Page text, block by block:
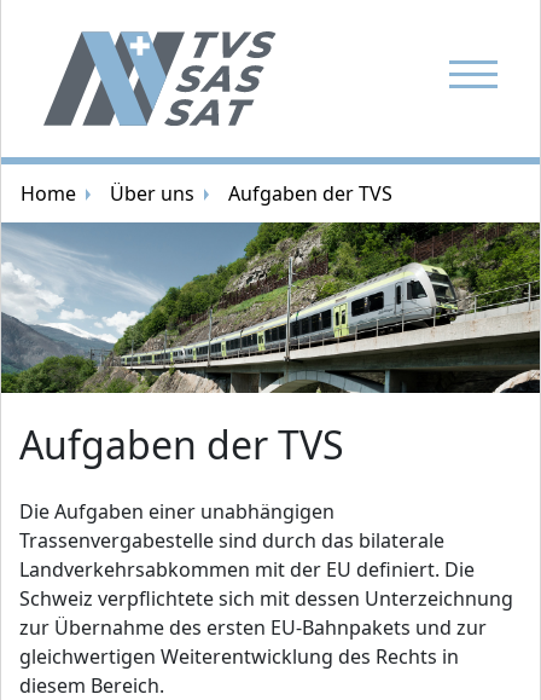
Brotkrümelnavigation
Home Über uns Aufgaben der TVS
Zufallsbild
Aufgaben der TVS
Die Aufgaben einer unabhängigen
Trassenvergabestelle sind durch das bilaterale
Landverkehrsabkommen mit der EU definiert. Die
Schweiz verpflichtete sich mit dessen Unterzeichnung
zur Übernahme des ersten EU-Bahnpakets und zur
gleichwertigen Weiterentwicklung des Rechts in
diesem Bereich.